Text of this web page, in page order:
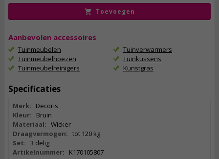
Toevoegen
Aanbevolen accessoires
Tuinmeubelen
Tuinmeubelhoezen
Tuinmeubelreinigers
Tuinverwarmers
Tuinkussens
Kunstgras
Specificaties
Merk:
Decoris
Kleur:
Bruin
Materiaal: Wicker
Draagvermogen: tot 120 kg
Set: 3 delig
Artikelnummer:
K170105807